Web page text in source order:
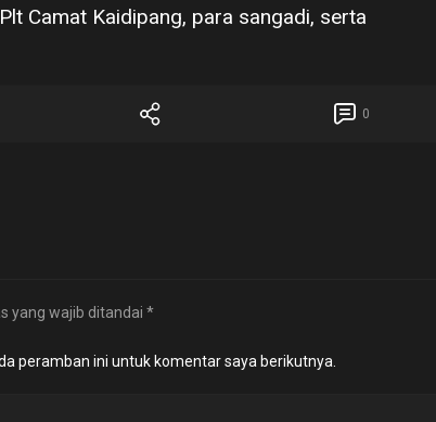
Camat Kaidipang, para sangadi, serta
0
yang wajib ditandai *
peramban ini untuk komentar saya berikutnya.